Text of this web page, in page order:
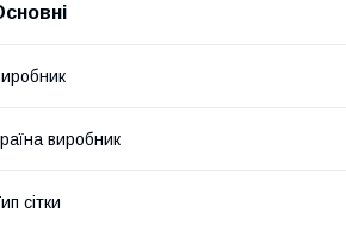
виробник
сітки